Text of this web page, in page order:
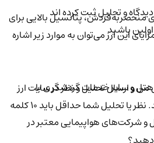
پتانسیل بالایی برای
این ارز می‌توان به موارد زیر اشاره
هتل و سایر خدمات گردشگری با
شرکت‌های هواپیمایی معتبر در
و تحلیل ثبت کرده اند
باشید
و ارسال تحلیل و نظر در سایت ارز
دیجیتال رایگان هدیه بگیرید. نظر یا تحلیل شما حداقل باید ۱۰ کلمه